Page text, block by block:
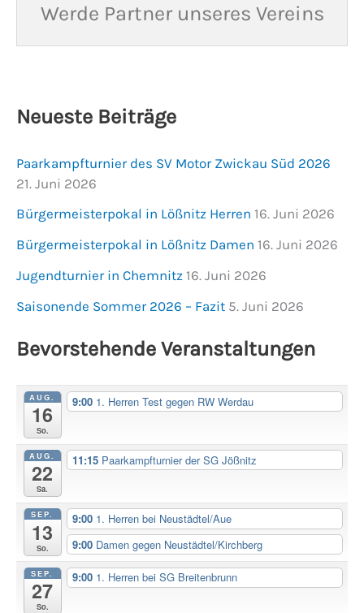
Werde Partner unseres Vereins
Neueste Beiträge
Paarkampfturnier des SV Motor Zwickau Süd 2026
21. Juni 2026
Bürgermeisterpokal in Lößnitz Herren 16. Juni 2026
Bürgermeisterpokal in Lößnitz Damen 16. Juni 2026
Jugendturnier in Chemnitz 16. Juni 2026
Saisonende Sommer 2026 – Fazit 5. Juni 2026
Bevorstehende Veranstaltungen
AUG.
16
So.
9:00 1. Herren Test gegen RW Werdau
AUG.
22
Sa.
11:15 Paarkampfturnier der SG Jößnitz
SEP.
13
So.
9:00 1. Herren bei Neustädtel/Aue
9:00 Damen gegen Neustädtel/Kirchberg
SEP.
27
So.
9:00 1. Herren bei SG Breitenbrunn